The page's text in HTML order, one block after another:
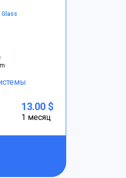
Glass
13.00 $
1 месяц